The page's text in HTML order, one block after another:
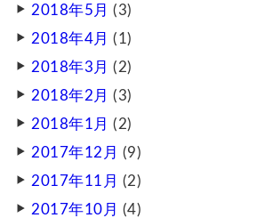
2018年5月 (3)
2018年4月 (1)
2018年3月 (2)
2018年2月 (3)
2018年1月 (2)
2017年12月 (9)
2017年11月 (2)
2017年10月 (4)